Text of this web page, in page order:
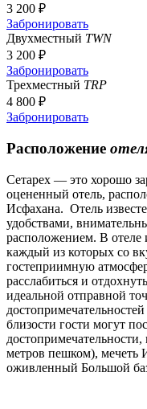
3 200 ₽
Забронировать
Двухместный TWN
3 200 ₽
Забронировать
Трехместный TRP
4 800 ₽
Забронировать
Расположение
Сетарех — это хорошо
оцененный отель,
Исфахана. Отель
удобствами,
расположением. В
каждый из которых со
гостеприимную
расслабиться и
идеальной отправной
близости гости могут
метров пешком), мечеть
оживленный Большой